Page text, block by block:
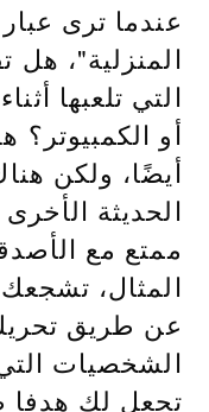
عندما ترى
المنزلية"، هل
التي تلعبها
أو الكمبيوتر؟
أيضًا، ولكن
الحديثة
ممتع مع
المثال،
عن طريق
الشخصيات
تجعل لك هدفا